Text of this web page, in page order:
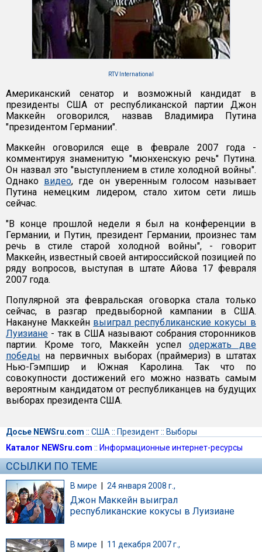
RTV International
Американский сенатор и возможный кандидат в
президенты США от республиканской партии Джон
Маккейн оговорился, назвав Владимира Путина
"президентом Германии".
Маккейн оговорился еще в феврале 2007 года -
комментируя знаменитую "мюнхенскую речь" Путина.
Он назвал это "выступлением в стиле холодной войны".
Однако видео, где он уверенным голосом называет
Путина немецким лидером, стало хитом сети лишь
сейчас.
"В конце прошлой недели я был на конференции в
Германии, и Путин, президент Германии, произнес там
речь в стиле старой холодной войны", - говорит
Маккейн, известный своей антироссийской позицией по
ряду вопросов, выступая в штате Айова 17 февраля
2007 года.
Популярной эта февральская оговорка стала только
сейчас, в разгар предвыборной кампании в США.
Накануне Маккейн выиграл республиканские кокусы в
Луизиане - так в США называют собрания сторонников
партии. Кроме того, Маккейн успел одержать две
победы на первичных выборах (праймериз) в штатах
Нью-Гэмпшир и Южная Каролина. Так что по
совокупности достижений его можно назвать самым
вероятным кандидатом от республиканцев на будущих
выборах президента США.
Досье NEWSru.com :: США :: Президент:: Выборы
Каталог NEWSru.com :: Информационные интернет-ресурсы
ССЫЛКИ ПО ТЕМЕ
В мире | 24 января 2008 г.,
Джон Маккейн выиграл
республиканские кокусы в Луизиане
В мире 11 декабря 2007 г.,